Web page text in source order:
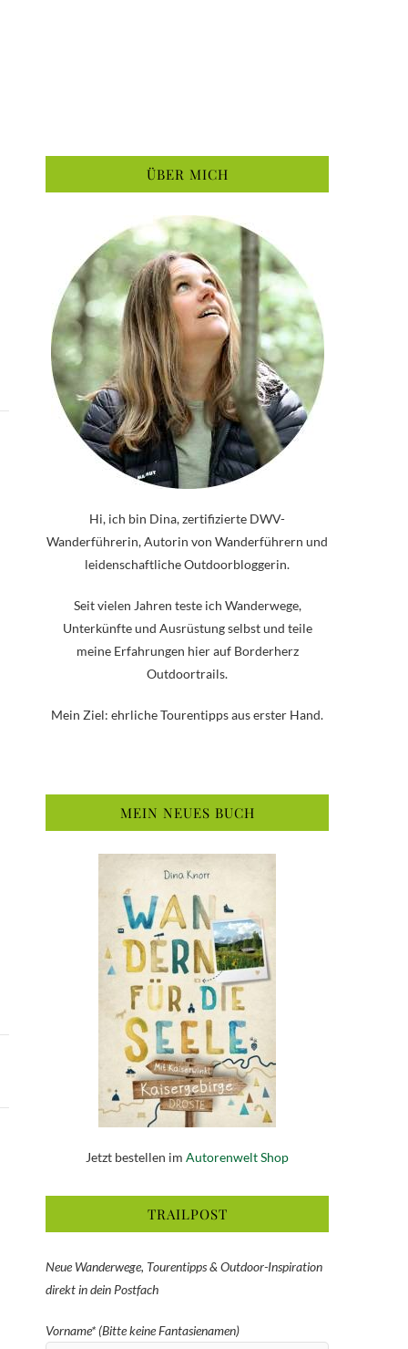
ÜBER MICH
Hi, ich bin Dina, zertifizierte DWV-
Wanderführerin, Autorin von Wanderführern und
leidenschaftliche Outdoorbloggerin.
Seit vielen Jahren teste ich Wanderwege,
Unterkünfte und Ausrüstung selbst und teile
meine Erfahrungen hier auf Borderherz
Outdoortrails.
Mein Ziel: ehrliche Tourentipps aus erster Hand.
MEIN NEUES BUCH
Jetzt bestellen im Autorenwelt Shop
TRAILPOST
Neue Wanderwege, Tourentipps & Outdoor-Inspiration
direkt in dein Postfach
Vorname* (Bitte keine Fantasienamen)